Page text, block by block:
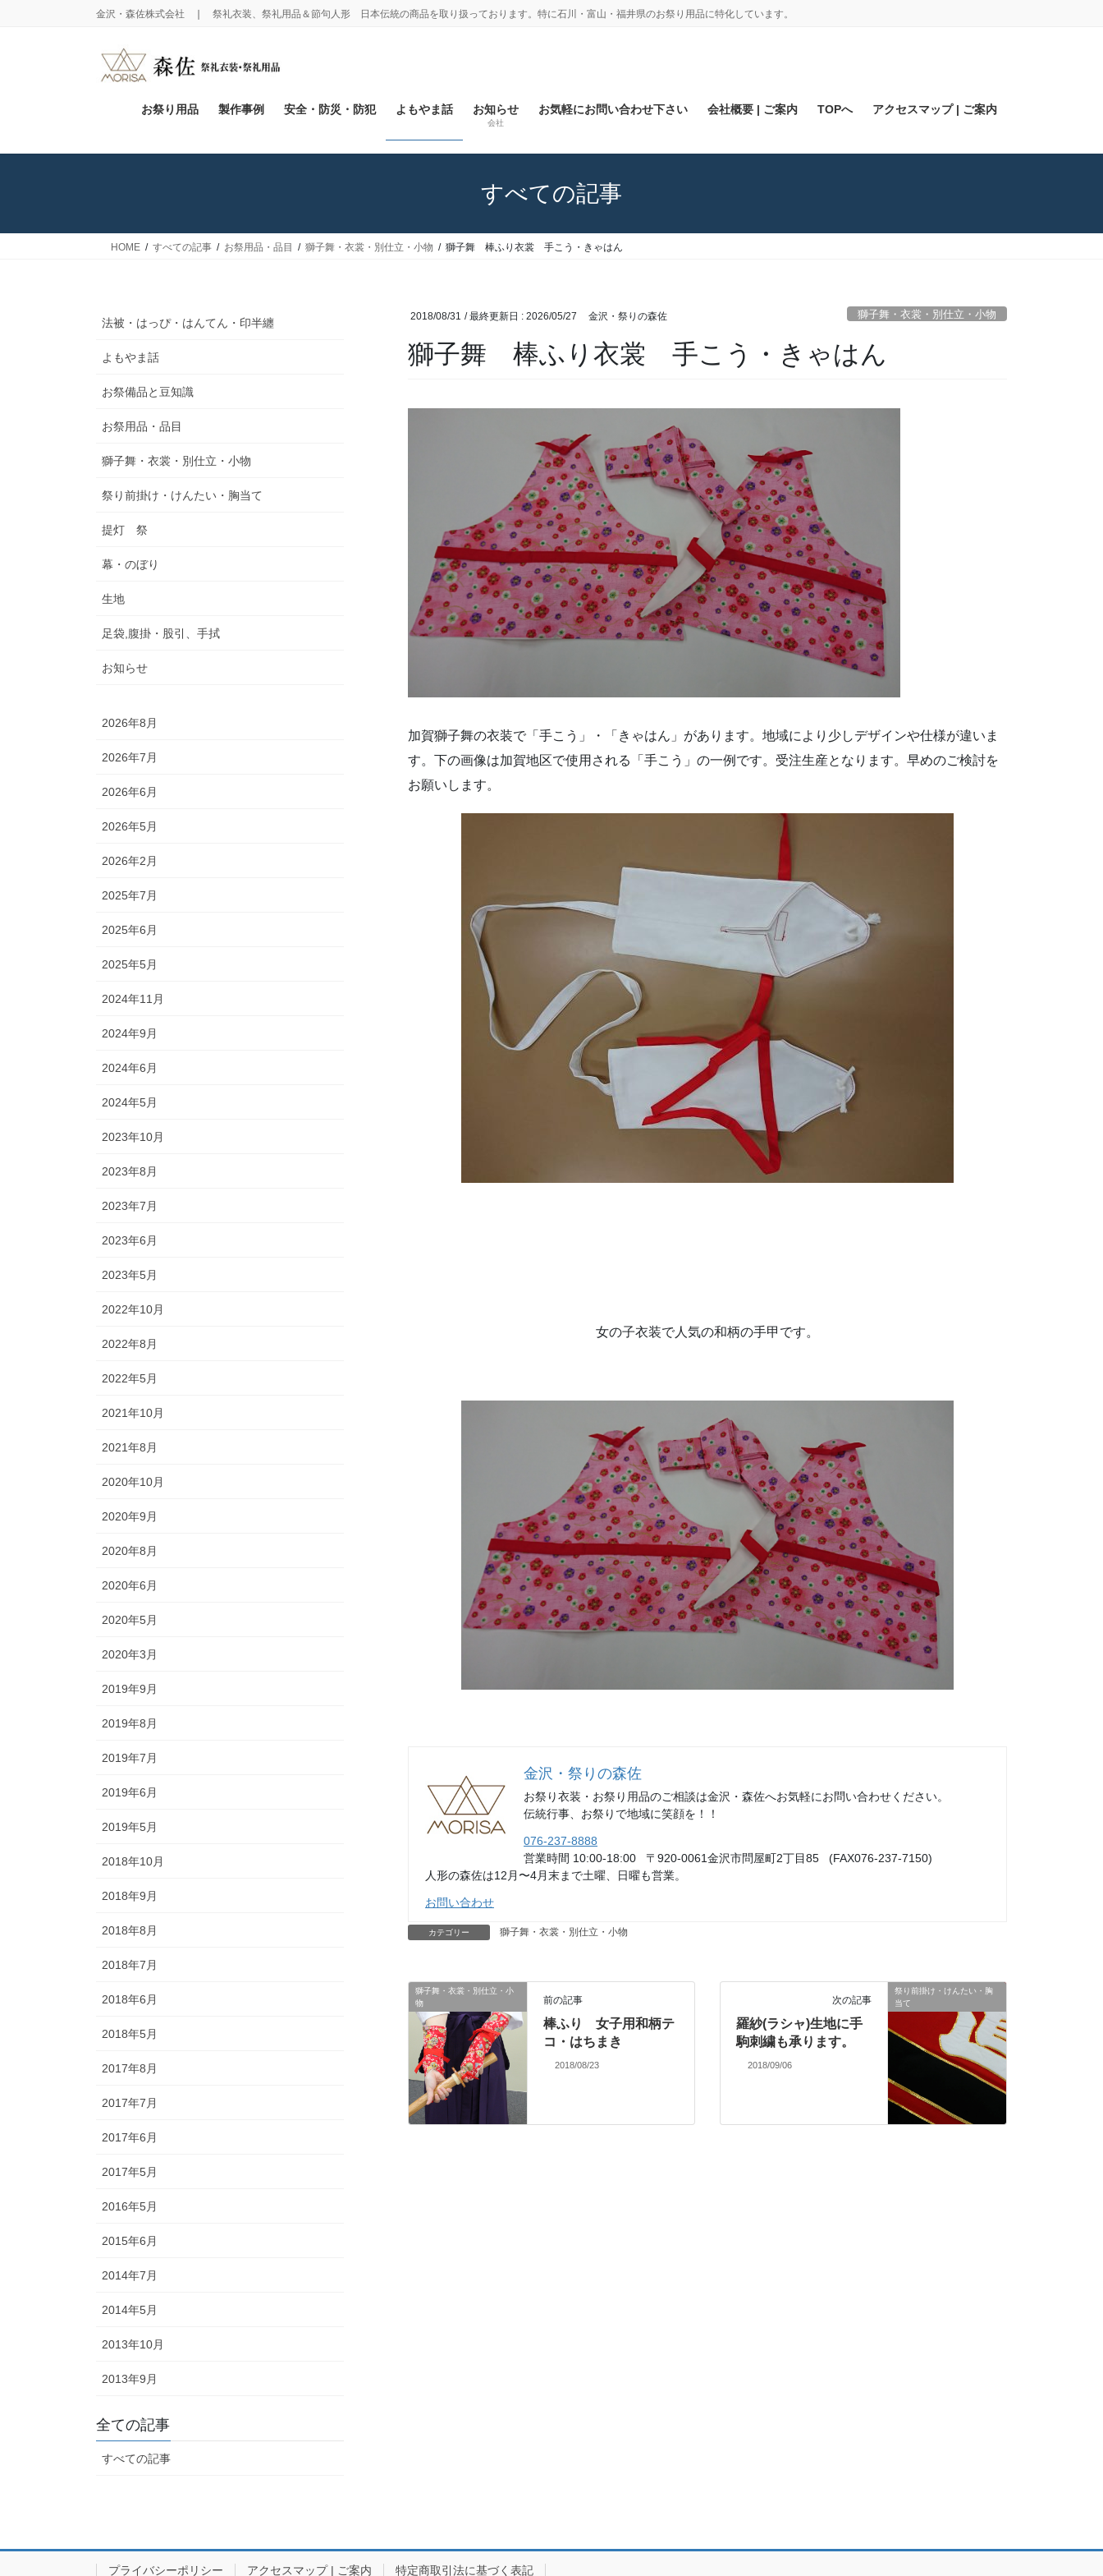
金沢・森佐株式会社 ❘ 祭礼衣装、祭礼用品＆節句人形 日本伝統の商品を取り扱っております。特に石川・富山・福井県のお祭り用品に特化しています。
お祭り用品 製作事例 安全・防災・防犯 よもやま話 お知らせ
会社
お気軽にお問い合わせ下さい 会社概要 | ご案内 TOPへ アクセスマップ | ご案内
すべての記事
HOME すべての記事 お祭用品・品目 獅子舞・衣裳・別仕立・小物 獅子舞 棒ふり衣裳 手こう・きゃはん
2018/08/31 / 最終更新日 : 2026/05/27 金沢・祭りの森佐 獅子舞・衣裳・別仕立・小物
獅子舞 棒ふり衣裳 手こう・きゃはん
加賀獅子舞の衣装で「手こう」・「きゃはん」があります。地域により少しデザインや仕様が違いま
す。下の画像は加賀地区で使用される「手こう」の一例です。受注生産となります。早めのご検討を
お願いします。
女の子衣装で人気の和柄の手甲です。
金沢・祭りの森佐
お祭り衣装・お祭り用品のご相談は金沢・森佐へお気軽にお問い合わせください。
伝統行事、お祭りで地域に笑顔を！！
076-237-8888
営業時間 10:00-18:00 〒920-0061金沢市問屋町2丁目85 (FAX076-237-7150)
人形の森佐は12月〜4月末まで土曜、日曜も営業。
お問い合わせ
カテゴリー 獅子舞・衣裳・別仕立・小物
獅子舞・衣裳・別仕立・小
物
前の記事
棒ふり 女子用和柄テ
コ・はちまき
2018/08/23
祭り前掛け・けんたい・胸
当て
次の記事
羅紗(ラシャ)生地に手
駒刺繍も承ります。
2018/09/06
法被・はっぴ・はんてん・印半纏
よもやま話
お祭備品と豆知識
お祭用品・品目
獅子舞・衣裳・別仕立・小物
祭り前掛け・けんたい・胸当て
提灯 祭
幕・のぼり
生地
足袋,腹掛・股引、手拭
お知らせ
2026年8月
2026年7月
2026年6月
2026年5月
2026年2月
2025年7月
2025年6月
2025年5月
2024年11月
2024年9月
2024年6月
2024年5月
2023年10月
2023年8月
2023年7月
2023年6月
2023年5月
2022年10月
2022年8月
2022年5月
2021年10月
2021年8月
2020年10月
2020年9月
2020年8月
2020年6月
2020年5月
2020年3月
2019年9月
2019年8月
2019年7月
2019年6月
2019年5月
2018年10月
2018年9月
2018年8月
2018年7月
2018年6月
2018年5月
2017年8月
2017年7月
2017年6月
2017年5月
2016年5月
2015年6月
2014年7月
2014年5月
2013年10月
2013年9月
全ての記事
すべての記事
プライバシーポリシー アクセスマップ | ご案内 特定商取引法に基づく表記